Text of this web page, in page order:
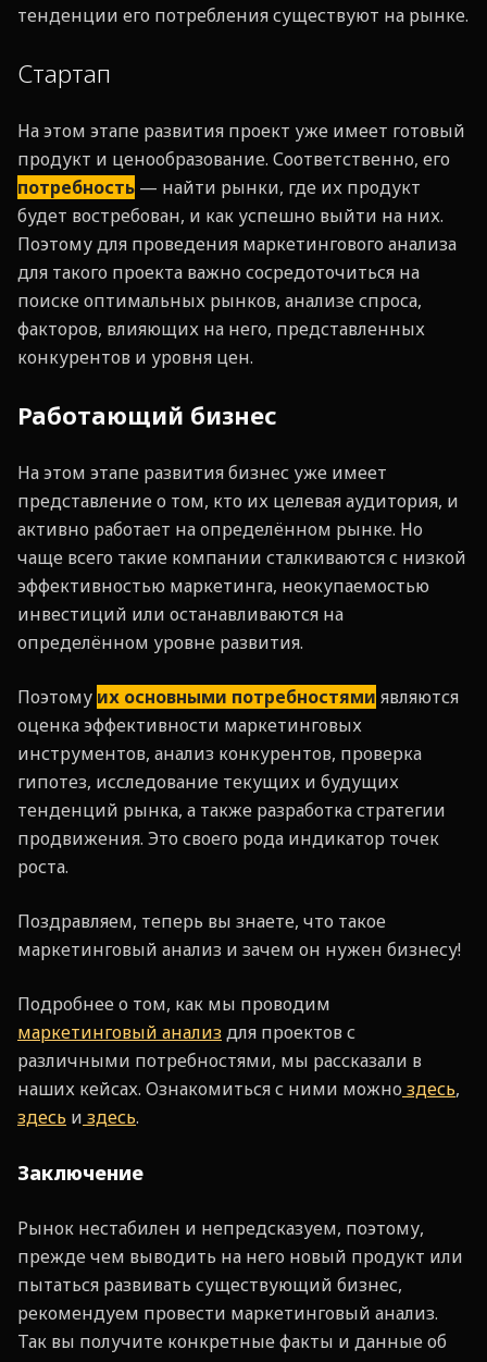
тенденции его потребления существуют на рынке.
Стартап
На этом этапе развития проект уже имеет готовый
продукт и ценообразование. Соответственно, его
потребность — найти рынки, где их продукт
будет востребован, и как успешно выйти на них.
Поэтому для проведения маркетингового анализа
для такого проекта важно сосредоточиться на
поиске оптимальных рынков, анализе спроса,
факторов, влияющих на него, представленных
конкурентов и уровня цен.
Работающий бизнес
На этом этапе развития бизнес уже имеет
представление о том, кто их целевая аудитория, и
активно работает на определённом рынке. Но
чаще всего такие компании сталкиваются с низкой
эффективностью маркетинга, неокупаемостью
инвестиций или останавливаются на
определённом уровне развития.
Поэтому их основными потребностями являются
оценка эффективности маркетинговых
инструментов, анализ конкурентов, проверка
гипотез, исследование текущих и будущих
тенденций рынка, а также разработка стратегии
продвижения. Это своего рода индикатор точек
роста.
Поздравляем, теперь вы знаете, что такое
маркетинговый анализ и зачем он нужен бизнесу!
Подробнее о том, как мы проводим
маркетинговый анализдля проектов с
различными потребностями, мы рассказали в
наших кейсах. Ознакомиться с ними можно здесь,
здесь и здесь.
Заключение
Рынок нестабилен и непредсказуем, поэтому,
прежде чем выводить на него новый продукт или
пытаться развивать существующий бизнес,
рекомендуем провести маркетинговый анализ.
Так вы получите конкретные факты и данные об